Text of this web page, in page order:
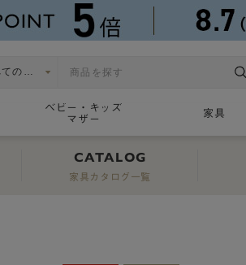
ベビー・キッズ
マザー
家具
CATALOG
家具カタログ一覧